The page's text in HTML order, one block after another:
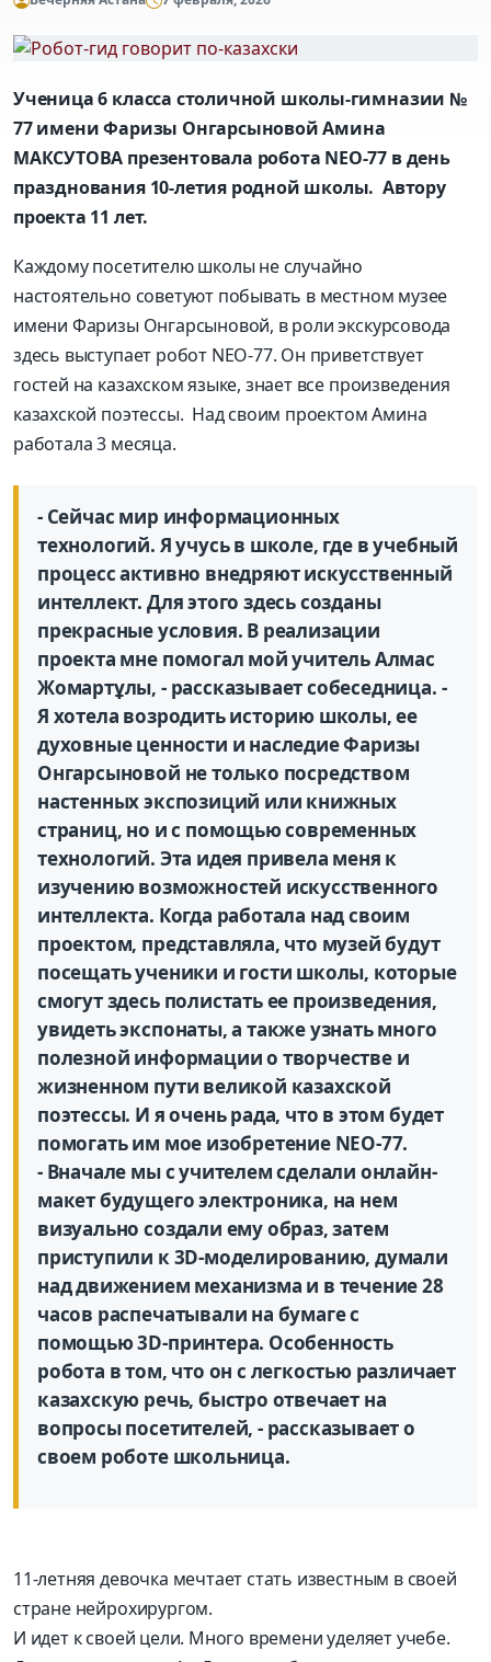
Ученица 6 класса столичной школы-гимназии №
77 имени Фаризы Онгарсыновой Амина
МАКСУТОВА презентовала робота NEO-77 в день
празднования 10-летия родной школы. Автору
проекта 11 лет.
Каждому посетителю школы не случайно
настоятельно советуют побывать в местном музее
имени Фаризы Онгарсыновой, в роли экскурсовода
здесь выступает робот NEO-77. Он приветствует
гостей на казахском языке, знает все произведения
казахской поэтессы. Над своим проектом Амина
работала 3 месяца.
- Сейчас мир информационных
технологий. Я учусь в школе, где в учебный
процесс активно внедряют искусственный
интеллект. Для этого здесь созданы
прекрасные условия. В реализации
проекта мне помогал мой учитель Алмас
Жомартұлы, - рассказывает собеседница. -
Я хотела возродить историю школы, ее
духовные ценности и наследие Фаризы
Онгарсыновой не только посредством
настенных экспозиций или книжных
страниц, но и с помощью современных
технологий. Эта идея привела меня к
изучению возможностей искусственного
интеллекта. Когда работала над своим
проектом, представляла, что музей будут
посещать ученики и гости школы, которые
смогут здесь полистать ее произведения,
увидеть экспонаты, а также узнать много
полезной информации о творчестве и
жизненном пути великой казахской
поэтессы. И я очень рада, что в этом будет
помогать им мое изобретение NEO-77.
- Вначале мы с учителем сделали онлайн-
макет будущего электроника, на нем
визуально создали ему образ, затем
приступили к 3D-моделированию, думали
над движением механизма и в течение 28
часов распечатывали на бумаге с
помощью 3D-принтера. Особенность
робота в том, что он с легкостью различает
казахскую речь, быстро отвечает на
вопросы посетителей, - рассказывает о
своем роботе школьница.
11-летняя девочка мечтает стать известным в своей
стране нейрохирургом.
И идет к своей цели. Много времени уделяет учебе.